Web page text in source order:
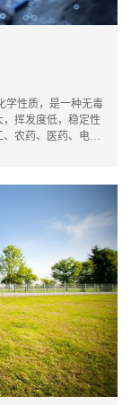
学性质，是一种无毒
挥发度低，稳定性
农药、医药、电子